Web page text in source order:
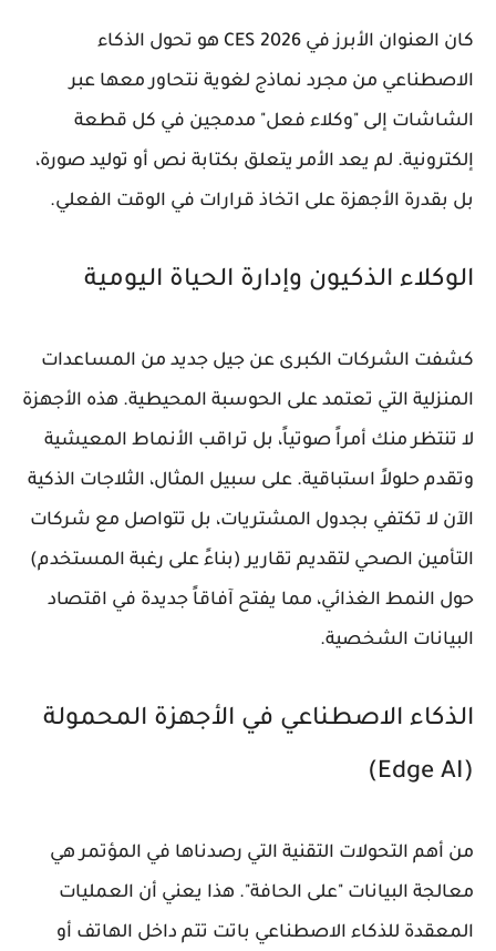
كان العنوان الأبرز في CES 2026 هو تحول الذكاء
الاصطناعي من مجرد نماذج لغوية نتحاور معها عبر
الشاشات إلى "وكلاء فعل" مدمجين في كل قطعة
إلكترونية. لم يعد الأمر يتعلق بكتابة نص أو توليد صورة،
بل بقدرة الأجهزة على اتخاذ قرارات في الوقت الفعلي.
الوكلاء الذكيون وإدارة الحياة اليومية
كشفت الشركات الكبرى عن جيل جديد من المساعدات
المنزلية التي تعتمد على الحوسبة المحيطية. هذه الأجهزة
لا تنتظر منك أمراً صوتياً، بل تراقب الأنماط المعيشية
وتقدم حلولاً استباقية. على سبيل المثال، الثلاجات الذكية
الآن لا تكتفي بجدول المشتريات، بل تتواصل مع شركات
التأمين الصحي لتقديم تقارير (بناءً على رغبة المستخدم)
حول النمط الغذائي، مما يفتح آفاقاً جديدة في اقتصاد
البيانات الشخصية.
الذكاء الاصطناعي في الأجهزة المحمولة
(Edge AI)
من أهم التحولات التقنية التي رصدناها في المؤتمر هي
معالجة البيانات "على الحافة". هذا يعني أن العمليات
المعقدة للذكاء الاصطناعي باتت تتم داخل الهاتف أو